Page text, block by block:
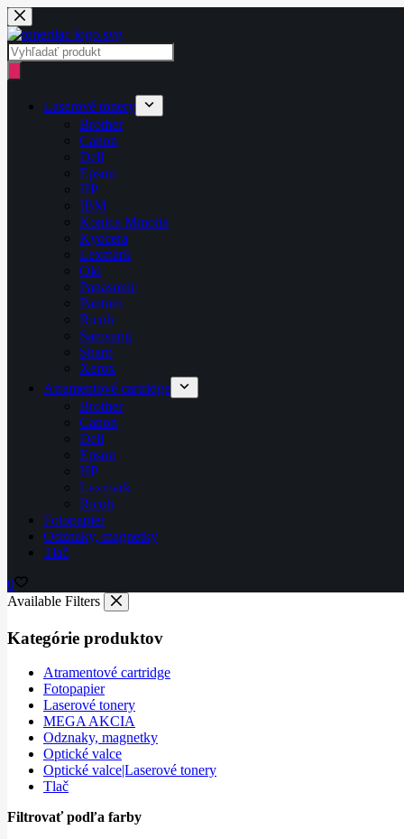
Skip
to
content
Products
search
Laserové tonery
Brother
Canon
Dell
Epson
HP
IBM
Konica Minolta
Kyocera
Lexmark
Oki
Panasonic
Pantum
Ricoh
Samsung
Sharp
Xerox
Atramentové cartridge
Brother
Canon
Dell
Epson
HP
Lexmark
Ricoh
Fotopapier
Odznaky, magnetky
Tlač
0
Available Filters
Kategórie produktov
Atramentové cartridge
Fotopapier
Laserové tonery
MEGA AKCIA
Odznaky, magnetky
Optické valce
Optické valce|Laserové tonery
Tlač
Filtrovať podľa farby